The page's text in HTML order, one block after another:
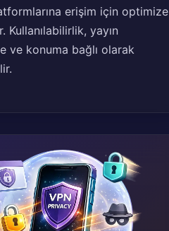
erişim için optimize
Kullanılabilirlik, yayın
ve konuma bağlı olarak